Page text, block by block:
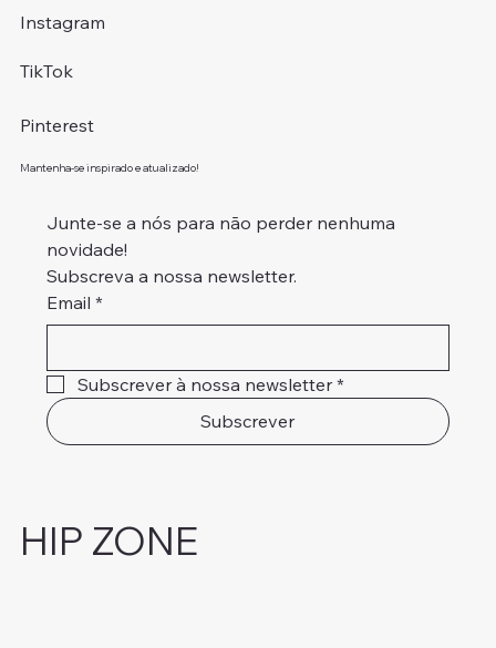
Instagram
TikTok
Pinterest
Mantenha-se inspirado e atualizado!
Junte-se a nós para não perder nenhuma
novidade!
Subscreva a nossa newsletter.
Email *
Subscrever à nossa newsletter *
Subscrever
HIP ZONE